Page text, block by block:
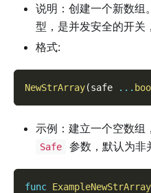
说明：创建一个新数组
型，是并发安全的开关
格式:
NewStrArray(safe ...
示例：建立一个空数组
Safe 参数，默认为非
func ExampleNewStrArray